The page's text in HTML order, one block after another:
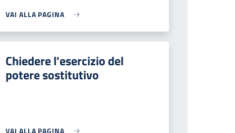
VAI ALLA PAGINA
Chiedere l'esercizio del
potere sostitutivo
VAI ALLA PAGINA